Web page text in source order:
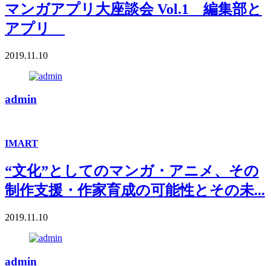
マンガアプリ大座談会 Vol.1 編集部と
アプリ
2019.11.10
admin
IMART
“文化”としてのマンガ・アニメ、その
制作支援・作家育成の可能性とその未...
2019.11.10
admin